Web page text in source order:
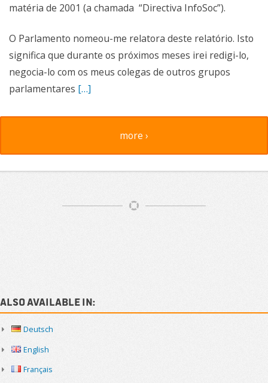
matéria de 2001 (a chamada “Directiva InfoSoc”).
O Parlamento nomeou-me relatora deste relatório. Isto
significa que durante os próximos meses irei redigi-lo,
negocia-lo com os meus colegas de outros grupos
parlamentares […]
more ›
Sidebar
Also available in:
Deutsch
English
Français